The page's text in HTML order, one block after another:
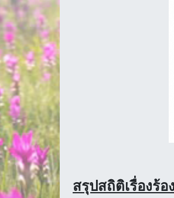
สรุปสถิติเรื่องร้